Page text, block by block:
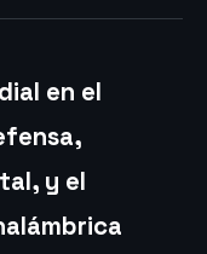
en el
y el